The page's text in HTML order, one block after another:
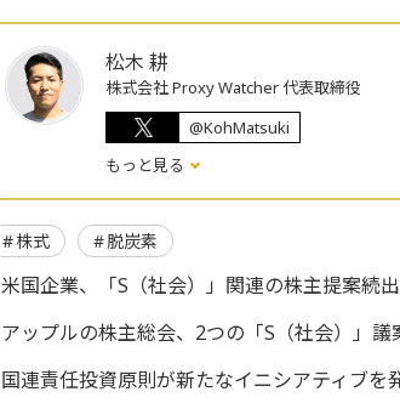
松木 耕
株式会社 Proxy Watcher 代表取締役
@KohMatsuki
もっと見る
株式 脱炭素
米国企業、「S（社会）」関連の株主提案続
アップルの株主総会、2つの「S（社会）」
国連責任投資原則が新たなイニシアティブを